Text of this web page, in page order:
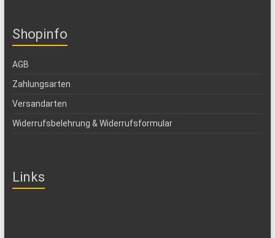
Shopinfo
AGB
Zahlungsarten
Versandarten
Widerrufsbelehrung & Widerrufsformular
Links